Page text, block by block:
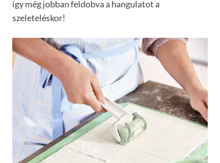
így még jobban feldobva a hangulatot a
szeleteléskor!